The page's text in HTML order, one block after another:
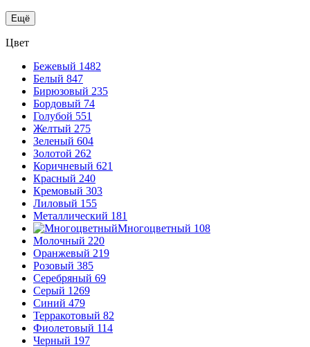
Ещё
Цвет
Бежевый 1482
Белый 847
Бирюзовый 235
Бордовый 74
Голубой 551
Желтый 275
Зеленый 604
Золотой 262
Коричневый 621
Красный 240
Кремовый 303
Лиловый 155
Металлический 181
Многоцветный 108
Молочный 220
Оранжевый 219
Розовый 385
Серебряный 69
Серый 1269
Синий 479
Терракотовый 82
Фиолетовый 114
Черный 197